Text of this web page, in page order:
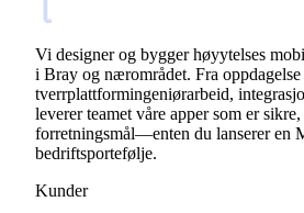
Vi designer og bygger høyytelses
i Bray og nærområdet. Fra
tverrplattformingeniørarbeid,
leverer teamet våre apper som er
forretningsmål—enten du lanserer en
bedriftsportefølje.
Kunder